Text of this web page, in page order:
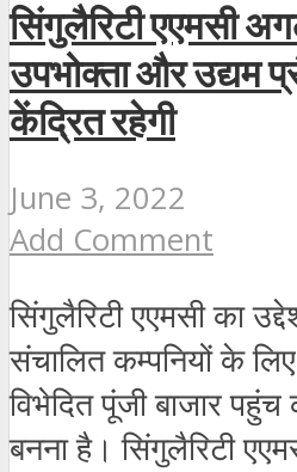
सिंगुलैरिटी एएमसी
उपभोक्ता और उद्यम
केंद्रित रहेगी
June 3, 2022
Add Comment
सिंगुलैरिटी एएमसी का
संचालित कम्पनियों के
विभेदित पूंजी बाजार पहुंच
बनना है। सिंगुलैरिटी